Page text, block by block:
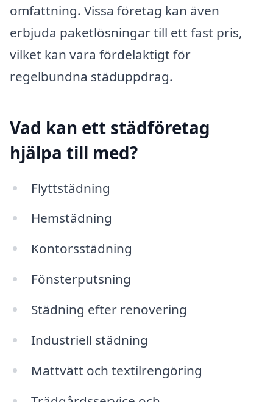
omfattning. Vissa företag kan även
erbjuda paketlösningar till ett fast pris,
vilket kan vara fördelaktigt för
regelbundna städuppdrag.
Vad kan ett städföretag
hjälpa till med?
Flyttstädning
Hemstädning
Kontorsstädning
Fönsterputsning
Städning efter renovering
Industriell städning
Mattvätt och textilrengöring